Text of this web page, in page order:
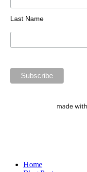
Last Name
Home